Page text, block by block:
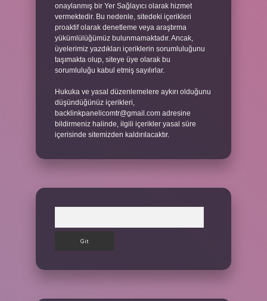
onaylanmış bir Yer Sağlayıcı olarak hizmet
vermektedir. Bu nedenle, sitedeki içerikleri
proaktif olarak denetleme veya araştırma
yükümlülüğümüz bulunmamaktadır. Ancak,
üyelerimiz yazdıkları içeriklerin sorumluluğunu
taşımakta olup, siteye üye olarak bu
sorumluluğu kabul etmiş sayılırlar.
Hukuka ve yasal düzenlemelere aykırı olduğunu
düşündüğünüz içerikleri,
backlinkpanelicomtr@gmail.com adresine
bildirmeniz halinde, ilgili içerikler yasal süre
içerisinde sitemizden kaldırılacaktır.